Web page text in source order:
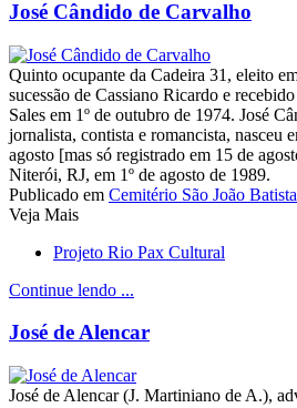
José Cândido de Carvalho
Quinto ocupante da Cadeira 31, eleito
sucessão de Cassiano Ricardo e
Sales em 1º de outubro de 1974. José
jornalista, contista e romancista, nasceu
agosto [mas só registrado em 15 de
Niterói, RJ, em 1º de agosto de 1989.
Publicado em Cemitério São João Batista
Veja Mais
Projeto Rio Pax Cultural
Continue lendo ...
José de Alencar
José de Alencar (J. Martiniano de A.),